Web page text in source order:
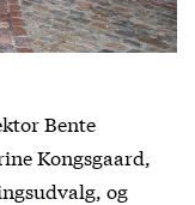
Bente
Kongsgaard,
og